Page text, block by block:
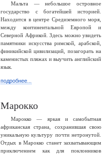
Мальта — небольшое островное
государство с богатейшей историей.
Находится в центре Средиземного моря,
между континентальной Европой и
Северной Африкой. Здесь можно увидеть
памятники искусства римской, арабской,
финикийской цивилизаций, позагорать на
каменистых пляжах и выучить английский
язык.
подробнее...
Марокко
Марокко — яркая и самобытная
африканская страна, сохранившая свою
уникальную культуру почти нетронутой.
Отдых в Марокко станет захватывающим
приключением как для поклонников